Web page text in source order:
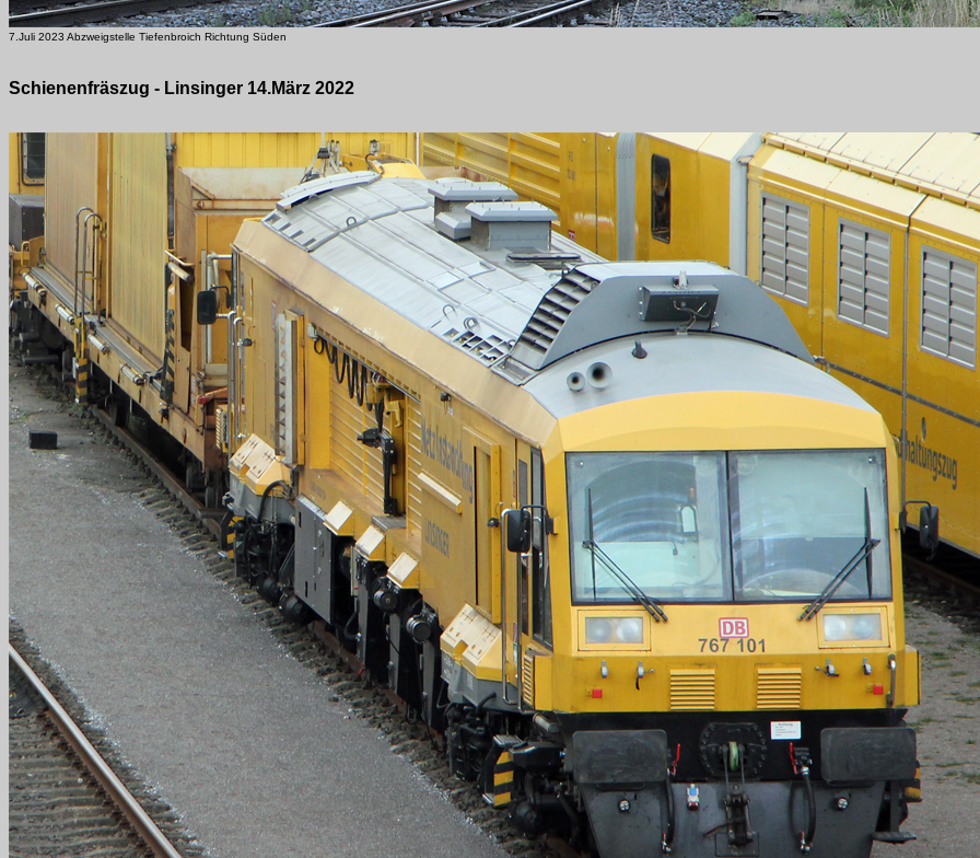
7.Juli 2023 Abzweigstelle Tiefenbroich Richtung Süden
Schienenfräszug - Linsinger 14.März 2022